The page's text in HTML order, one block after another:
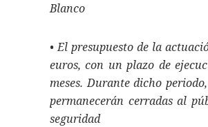
Blanco
• El presupuesto de la
euros, con un plazo de
meses. Durante dicho
permanecerán cerradas al
seguridad